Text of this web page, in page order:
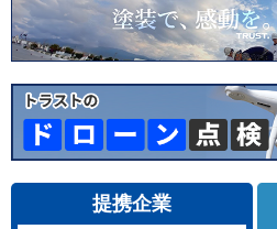
提携企業